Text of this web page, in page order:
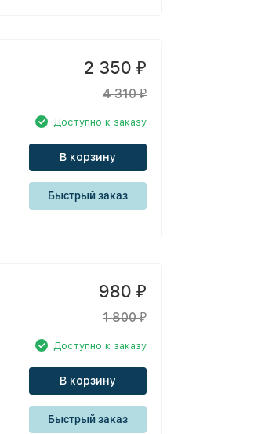
2 350 ₽
4 310₽
Доступно к заказу
В корзину
Быстрый заказ
980 ₽
1 800₽
Доступно к заказу
В корзину
Быстрый заказ